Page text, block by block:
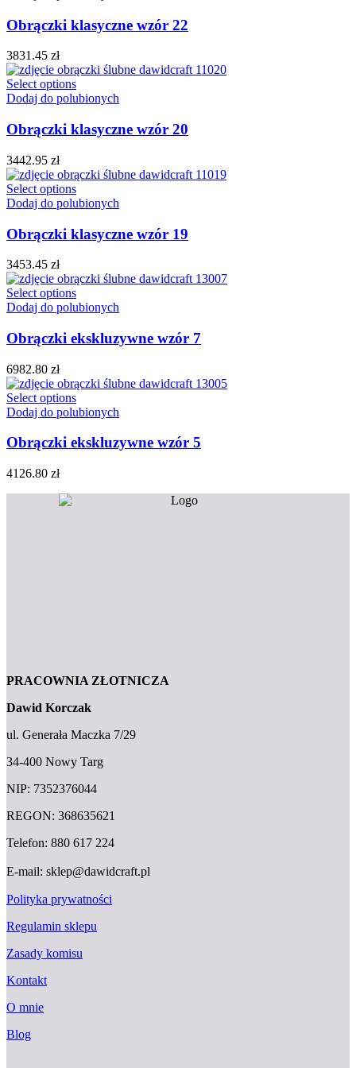
Obrączki klasyczne wzór 22
3831.45 zł
Select options
Dodaj do polubionych
Obrączki klasyczne wzór 20
3442.95 zł
Select options
Dodaj do polubionych
Obrączki klasyczne wzór 19
3453.45 zł
Select options
Dodaj do polubionych
Obrączki ekskluzywne wzór 7
6982.80 zł
Select options
Dodaj do polubionych
Obrączki ekskluzywne wzór 5
4126.80 zł
PRACOWNIA ZŁOTNICZA
Dawid Korczak
ul. Generała Maczka 7/29
34-400 Nowy Targ
NIP: 7352376044
REGON: 368635621
Telefon: 880 617 224
E-mail: sklep@dawidcraft.pl
Polityka prywatności
Regulamin sklepu
Zasady komisu
Kontakt
O mnie
Blog